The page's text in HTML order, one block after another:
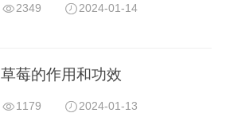
2349 2024-01-14
草莓的作用和功效
1179 2024-01-13